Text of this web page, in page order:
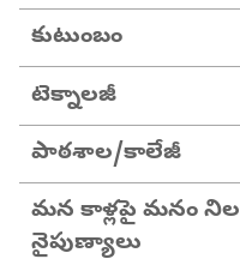
కుటుంబం
టెక్నాలజీ
పాఠశాల/కాలేజీ
మన కాళ్లపై మనం
నైపుణ్యాలు